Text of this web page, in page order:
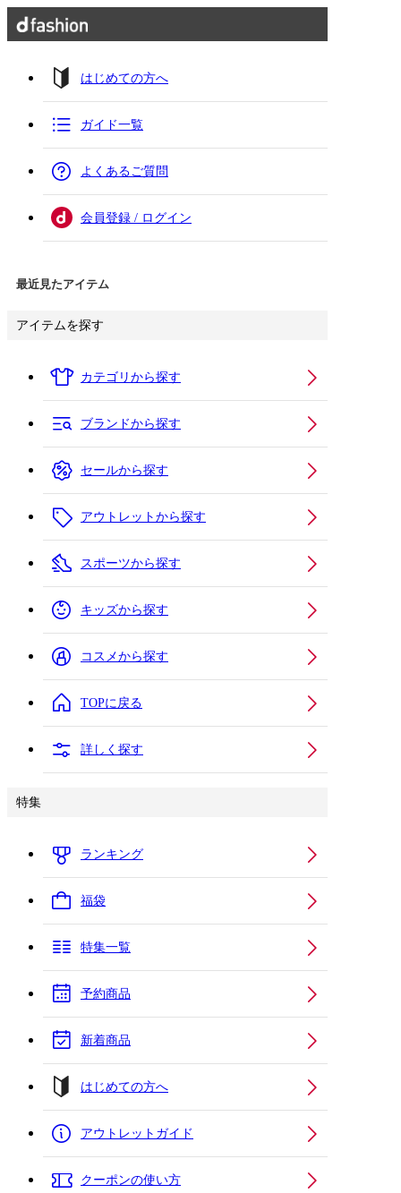
はじめての方へ
ガイド一覧
よくあるご質問
会員登録 / ログイン
最近見たアイテム
アイテムを探す
カテゴリから探す
ブランドから探す
セールから探す
アウトレットから探す
スポーツから探す
キッズから探す
コスメから探す
TOPに戻る
詳しく探す
特集
ランキング
福袋
特集一覧
予約商品
新着商品
はじめての方へ
アウトレットガイド
クーポンの使い方